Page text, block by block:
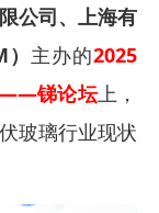
公司、上海有
主办的2025
——锑论坛上，
玻璃行业现状